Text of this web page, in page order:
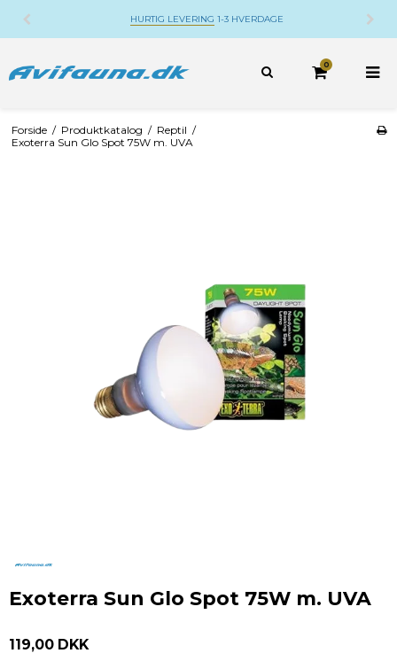
HURTIG LEVERING 1-3 HVERDAGE
0
Forside / Produktkatalog / Reptil /
Exoterra Sun Glo Spot 75W m. UVA
Exoterra Sun Glo Spot 75W m. UVA
119,00 DKK